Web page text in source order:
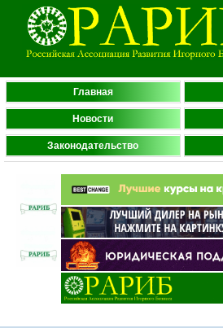
Главная
Новости
Законодательство